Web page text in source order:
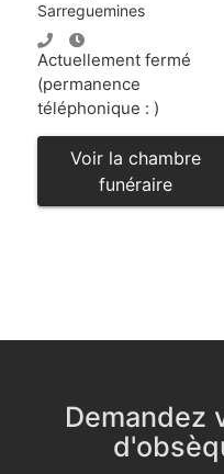
Sarreguemines
Actuellement fermé
(permanence
téléphonique : )
Voir la chambre
funéraire
Demandez